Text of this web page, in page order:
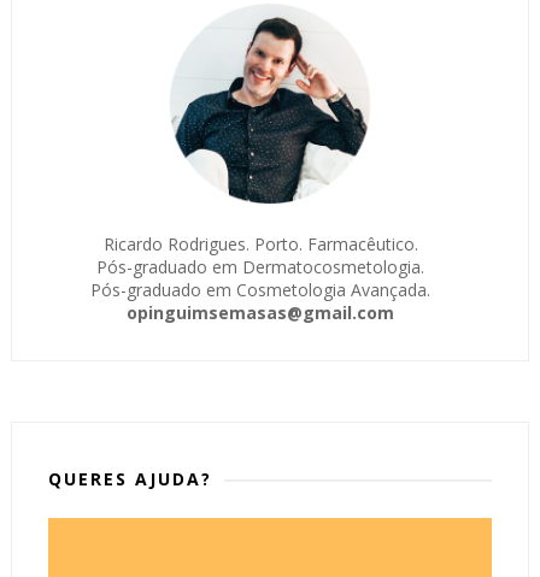
Ricardo Rodrigues. Porto. Farmacêutico.
Pós-graduado em Dermatocosmetologia.
Pós-graduado em Cosmetologia Avançada.
opinguimsemasas@gmail.com
QUERES AJUDA?